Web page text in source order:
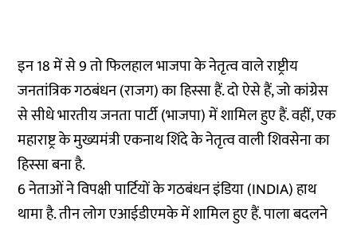
इन 18 में से 9 तो फिलहाल भाजपा के नेतृत्व वाले राष्ट्रीय
जनतांत्रिक गठबंधन (राजग) का हिस्सा हैं. दो ऐसे हैं, जो कांग्रेस
से सीधे भारतीय जनता पार्टी (भाजपा) में शामिल हुए हैं. वहीं, एक
महाराष्ट्र के मुख्यमंत्री एकनाथ शिंदे के नेतृत्व वाली शिवसेना का
हिस्सा बना है.
6 नेताओं ने विपक्षी पार्टियों के गठबंधन इंडिया (INDIA) हाथ
थामा है. तीन लोग एआईडीएमके में शामिल हुए हैं. पाला बदलने